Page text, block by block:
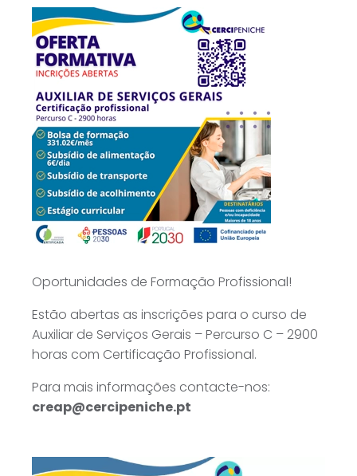
Oportunidades de Formação Profissional!
Estão abertas as inscrições para o curso de
Auxiliar de Serviços Gerais – Percurso C – 2900
horas com Certificação Profissional.
Para mais informações contacte-nos:
creap@cercipeniche.pt